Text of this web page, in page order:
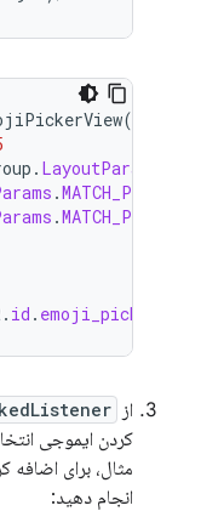
(
. LayoutParams
.MATCH_PARENT
.MATCH_PARENT
. id .
از
مثال، برای اضافه
انجام دهید: